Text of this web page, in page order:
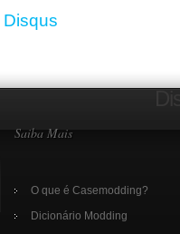
Disqus
Saiba Mais
O que é Casemodding?
Dicionário Modding